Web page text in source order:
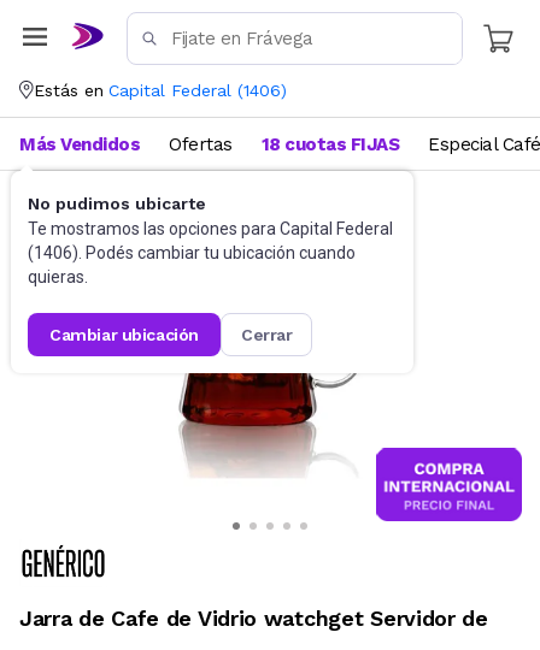
Estás en Capital Federal (1406)
No pudimos ubicarte
Te mostramos las opciones para Capital Federal
(1406). Podés cambiar tu ubicación cuando
quieras.
cambiar ubicación cerrar
Más Vendidos Ofertas 18 cuotas FIJAS Especial Café
Vajilla Jarras
Jarra de Cafe de Vidrio watchget Servidor de